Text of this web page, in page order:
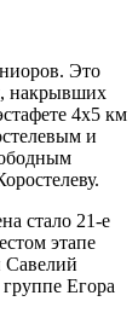
Это
накрывших
4х5 км
и
стало 21-е
этапе
Савелий
Егора